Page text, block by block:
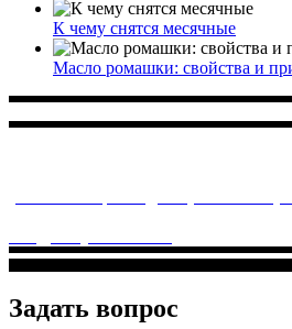
К чему снятся месячные
Масло ромашки: свойства и
Задать вопрос